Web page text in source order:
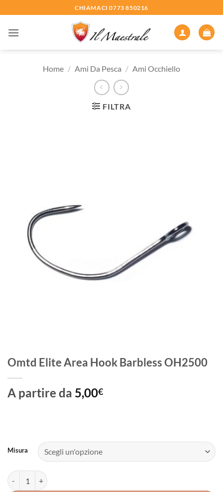
ai
contenuti
CHIAMACI 0773 850216
Home / Ami Da Pesca / Ami Occhiello
FILTRA
Omtd Elite Area Hook Barbless OH2500
A partire da 5,00€
Misura
Omtd Elite Area Hook Barbless OH2500 quantità